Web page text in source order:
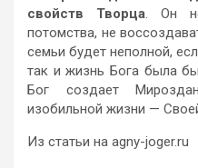
свойств Творца. Он
потомства, не
семьи будет неполной,
так и жизнь Бога была
Бог создает
изобильной жизни —
Из статьи на agny-joger.ru